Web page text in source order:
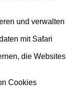
und verwalten
mit Safari
die Websites
Cookies